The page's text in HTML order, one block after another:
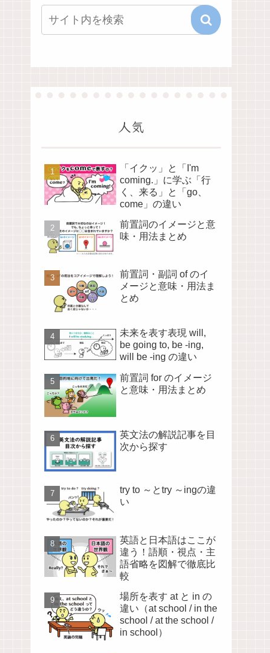
人気
「イクッ」と「I'm
coming.」に学ぶ「行
く、来る」と「go、
come」の違い
前置詞のイメージと意
味・用法まとめ
前置詞・副詞 of のイ
メージと意味・用法ま
とめ
未来を表す表現 will,
be going to, be -ing,
will be -ing の違い
前置詞 for のイメージ
と意味・用法まとめ
英文法の解説記事を目
次から探す
try to ～とtry ～ingの違
い
英語と日本語はここが
違う！語順・視点・主
語省略を図解で徹底比
較
場所を表す at と in の
違い（at school / in the
school / at the school /
in school）